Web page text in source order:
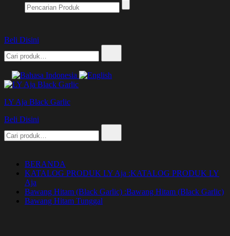
Beli Disini
untuk:
LY Aja Black Garlic
Beli Disini
untuk:
BERANDA
KATALOG PRODUK LY Aja :KATALOG PRODUK LY
Aja
Bawang Hitam (Black Garlic) :Bawang Hitam (Black Garlic)
Bawang Hitam Tunggal